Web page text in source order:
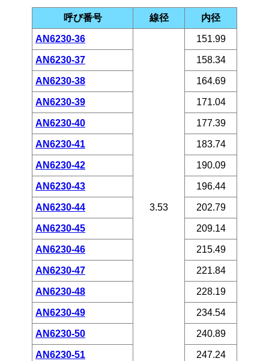
呼び番号 線径 内径
AN6230-36
3.53
151.99
AN6230-37 158.34
AN6230-38 164.69
AN6230-39 171.04
AN6230-40 177.39
AN6230-41 183.74
AN6230-42 190.09
AN6230-43 196.44
AN6230-44 202.79
AN6230-45 209.14
AN6230-46 215.49
AN6230-47 221.84
AN6230-48 228.19
AN6230-49 234.54
AN6230-50 240.89
AN6230-51 247.24